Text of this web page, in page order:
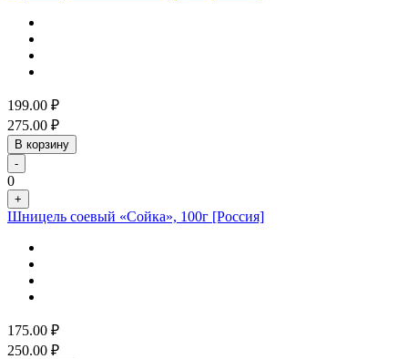
199.00 ₽
275.00 ₽
В корзину
-
0
+
Шницель соевый «Сойка», 100г [Россия]
175.00 ₽
250.00 ₽